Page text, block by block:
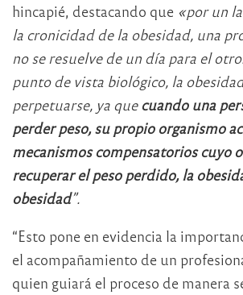
hincapié, destacando que «por un
la cronicidad de la obesidad, una
no se resuelve de un día para el
punto de vista biológico, la
perpetuarse, ya que cuando una
perder peso, su propio organismo
mecanismos compensatorios cuyo
recuperar el peso perdido, la
obesidad”.
“Esto pone en evidencia la
el acompañamiento de un
quien guiará el proceso de manera